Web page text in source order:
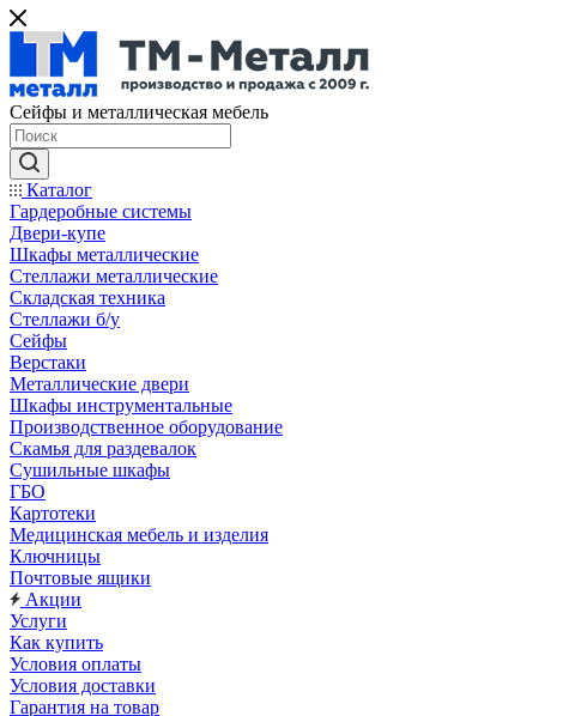
Сейфы и металлическая мебель
Каталог
Гардеробные системы
Двери-купе
Шкафы металлические
Стеллажи металлические
Складская техника
Стеллажи б/у
Сейфы
Верстаки
Металлические двери
Шкафы инструментальные
Производственное оборудование
Скамья для раздевалок
Сушильные шкафы
ГБО
Картотеки
Медицинская мебель и изделия
Ключницы
Почтовые ящики
Акции
Услуги
Как купить
Условия оплаты
Условия доставки
Гарантия на товар